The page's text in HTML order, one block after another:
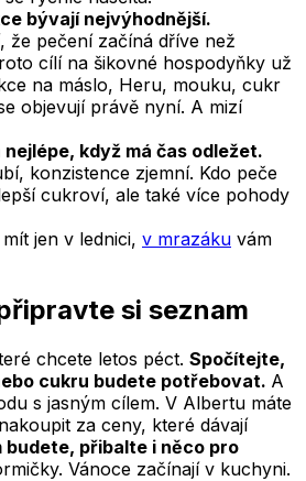
bývají nejvýhodnější.
že pečení začíná dříve než
cílí na šikovné hospodyňky už
na máslo, Heru, mouku, cukr
objevují právě nyní. A mizí
když má čas odležet.
konzistence zjemní. Kdo peče
cukroví, ale také více pohody
jen v lednici, v mrazáku vám
si seznam
chcete letos péct. Spočítejte,
cukru budete potřebovat. A
s jasným cílem. V Albertu máte
za ceny, které dávají
budete, přibalte i něco pro
Vánoce začínají v kuchyni.